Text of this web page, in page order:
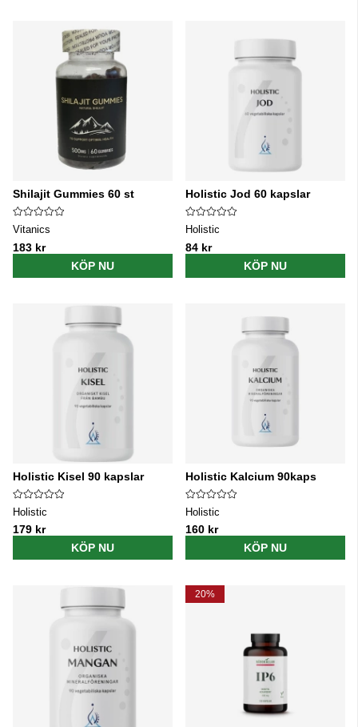
Shilajit Gummies 60 st
Vitanics
183 kr
KÖP NU
Holistic Jod 60 kapslar
Holistic
84 kr
KÖP NU
Holistic Kisel 90 kapslar
Holistic
179 kr
KÖP NU
Holistic Kalcium 90kaps
Holistic
160 kr
KÖP NU
20%